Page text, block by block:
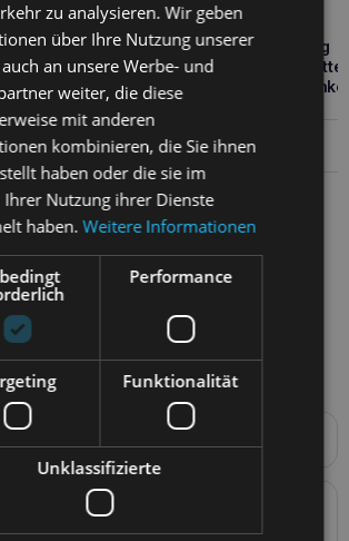
Fischöl 33/22
GAMEDOG AniFlexi+ 150g
Unterstützung der Gelenke
25,20
Weiterlesen
500g zur Unterstützung der
Nahrungsergänzungsmittel, das
Gesundheit der Gelenke Ihres Hundes
des Produkts mit den
Produktverantwortung
zu analysieren. Wir geben
über Ihre Nutzung unserer
an unsere Werbe- und
weiter, die diese
mit anderen
kombinieren, die Sie ihnen
haben oder die sie im
Ihrer Nutzung ihrer Dienste
haben.Weitere Informationen
Performance
Funktionalität
Unklassifizierte